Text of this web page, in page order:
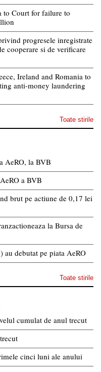
to Court for failure to
progresele inregistrate
cooperare si de verificare
Ireland and Romania to
anti-money laundering
Toate stirile
AeRO, la BVB
a BVB
brut pe actiune de 0,17 lei
la Bursa de
au debutat pe piata AeRO
Toate stirile
cumulat de anul trecut
cinci luni ale anului